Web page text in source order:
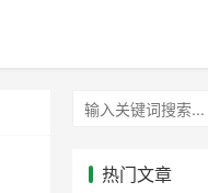
热门文章